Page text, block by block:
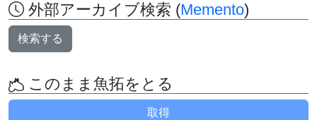
外部アーカイブ検索 (Memento)
検索する
このまま魚拓をとる